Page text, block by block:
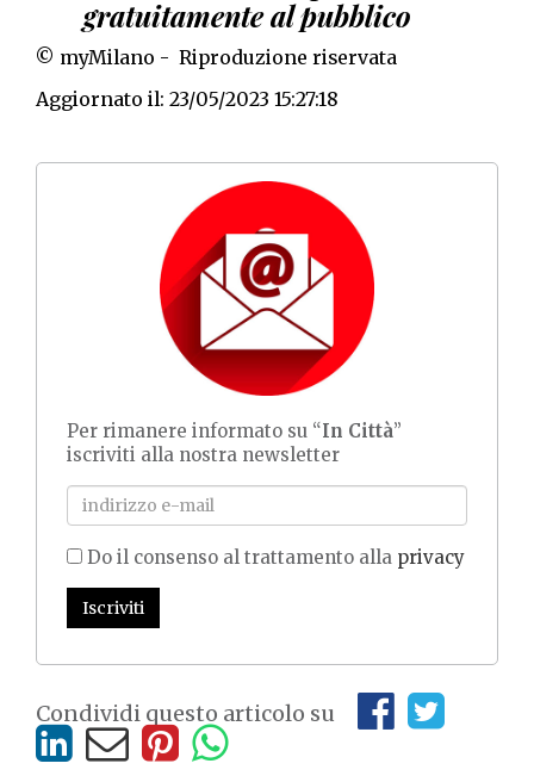
gratuitamente al pubblico
© myMilano - Riproduzione riservata
Aggiornato il: 23/05/2023 15:27:18
Per rimanere informato su “In Città”
iscriviti alla nostra newsletter
Do il consenso al trattamento alla privacy
Iscriviti
Condividi questo articolo su